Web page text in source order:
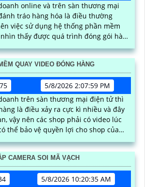
online và trên sàn thương mại
tráo hàng hóa là điều thường
việc sử dụng hệ thống phần mềm
thấy được quá trình đóng gói hàng
QUAY VIDEO ĐÓNG HÀNG
5/8/2026 2:07:59 PM
trên sàn thương mại điện tử thì
là điều xảy ra cực kì nhiều và đây
vậy nên các shop phải có video lúc
thể bảo vệ quyền lợi cho shop của
CAMERA SOI MÃ VẠCH
5/8/2026 10:20:35 AM